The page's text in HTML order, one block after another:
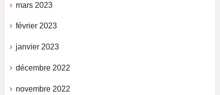
mars 2023
février 2023
janvier 2023
décembre 2022
novembre 2022